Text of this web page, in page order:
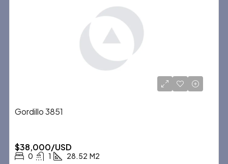
Gordillo 3851
$38,000/USD
0 1 28.52 M2